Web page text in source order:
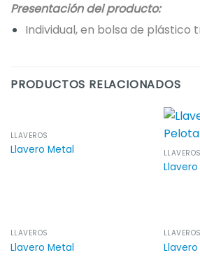
Presentación del producto:
Individual, en bolsa de plástico
PRODUCTOS RELACIONADOS
LLAVEROS
Llavero Metal LLAVEROS
LLAVEROS
Llavero Metal
LLAVEROS